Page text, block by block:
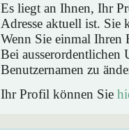
Es liegt an Ihnen, Ihr
Adresse aktuell ist. Sie
Wenn Sie einmal Ihren
Bei ausserordentlichen
Benutzernamen zu
Ihr Profil können Sie